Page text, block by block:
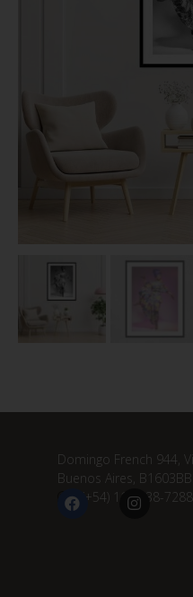
Domingo French 944,
Buenos Aires,
(+54) 11 3838-7288